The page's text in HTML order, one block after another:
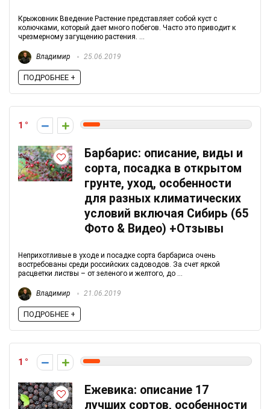
Крыжовник Введение Растение представляет собой куст с
колючками, который дает много побегов. Часто это приводит к
чрезмерному загущению растения. ...
Владимир 25.06.2019
ПОДРОБНЕЕ +
1
Барбарис: описание, виды и
сорта, посадка в открытом
грунте, уход, особенности
для разных климатических
условий включая Сибирь (65
Фото & Видео) +Отзывы
Неприхотливые в уходе и посадке сорта барбариса очень
востребованы среди российских садоводов. За счет яркой
расцветки листвы – от зеленого и желтого, до ...
Владимир 21.06.2019
ПОДРОБНЕЕ +
1
Ежевика: описание 17
лучших сортов, особенности